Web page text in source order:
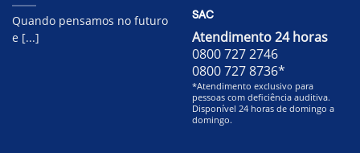
Quando pensamos no futuro
e [...]
SAC
Atendimento 24 horas
0800 727 2746
0800 727 8736*
*Atendimento exclusivo para
pessoas com deficiência auditiva.
Disponível 24 horas de domingo a
domingo.